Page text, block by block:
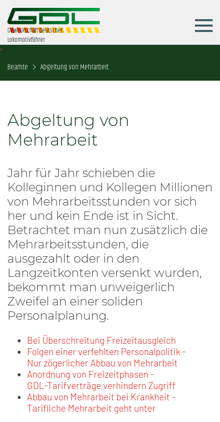
Gewerkschaft Deutscher
Lokomotivführer
Beamte Abgeltung von Mehrarbeit
Abgeltung von
Mehrarbeit
Jahr für Jahr schieben die
Kolleginnen und Kollegen Millionen
von Mehrarbeitsstunden vor sich
her und kein Ende ist in Sicht.
Betrachtet man nun zusätzlich die
Mehrarbeitsstunden, die
ausgezahlt oder in den
Langzeitkonten versenkt wurden,
bekommt man unweigerlich
Zweifel an einer soliden
Personalplanung.
Bei Überschreitung Freizeitausgleich
Folgen einer verfehlten Personalpolitik -
Nur zögerlicher Abbau von Mehrarbeit
Anordnung von Freizeitphasen -
GDL-Tarifverträge verhindern Zugriff
Abbau von Mehrarbeit bei Krankheit -
Tarifliche Mehrarbeit geht unter